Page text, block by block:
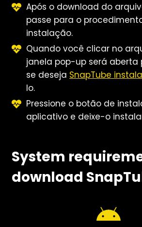
Após o download do
passe para o
instalação.
Quando você clicar no
janela pop-up será aberta
se deseja SnapTube
lo.
Pressione o botão de
aplicativo e deixe-o
System
download